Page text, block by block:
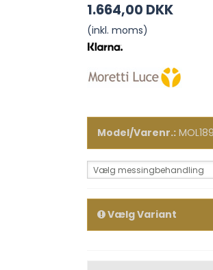
1.664,00 DKK
(inkl. moms)
Model/Varenr.:
Vælg messingbehandling
Vælg Variant